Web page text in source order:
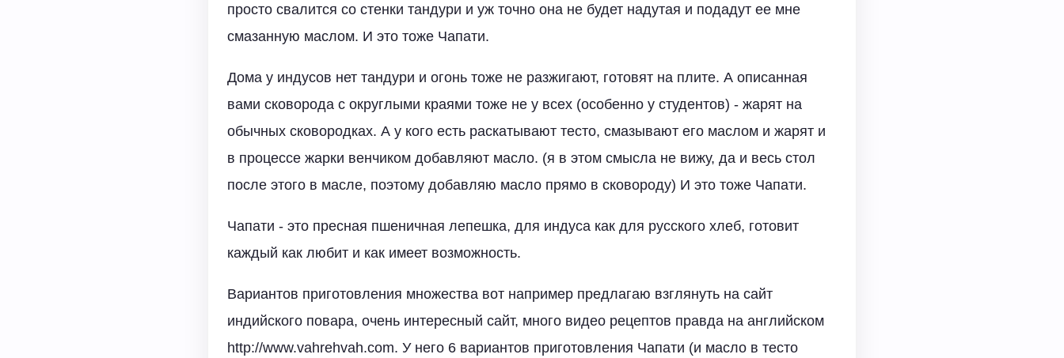
просто свалится со стенки тандури и уж точно она не будет надутая и подадут ее мне
смазанную маслом. И это тоже Чапати.
Дома у индусов нет тандури и огонь тоже не разжигают, готовят на плите. А описанная
вами сковорода с округлыми краями тоже не у всех (особенно у студентов) - жарят на
обычных сковородках. А у кого есть раскатывают тесто, смазывают его маслом и жарят и
в процессе жарки венчиком добавляют масло. (я в этом смысла не вижу, да и весь стол
после этого в масле, поэтому добавляю масло прямо в сковороду) И это тоже Чапати.
Чапати - это пресная пшеничная лепешка, для индуса как для русского хлеб, готовит
каждый как любит и как имеет возможность.
Вариантов приготовления множества вот например предлагаю взглянуть на сайт
индийского повара, очень интересный сайт, много видео рецептов правда на английском
http://www.vahrehvah.com. У него 6 вариантов приготовления Чапати (и масло в тесто